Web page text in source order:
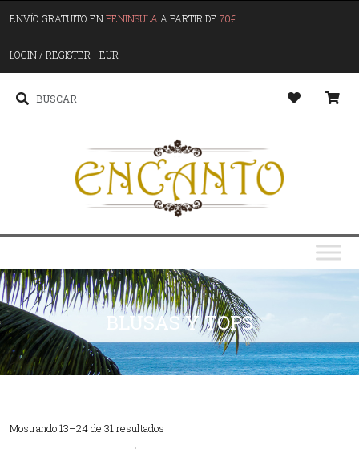
ENVÍO GRATUITO ENPENINSULA A PARTIR DE 70€
LOGIN / REGISTER EUR
BLUSAS Y TOPS
Mostrando 13–24 de 31 resultados